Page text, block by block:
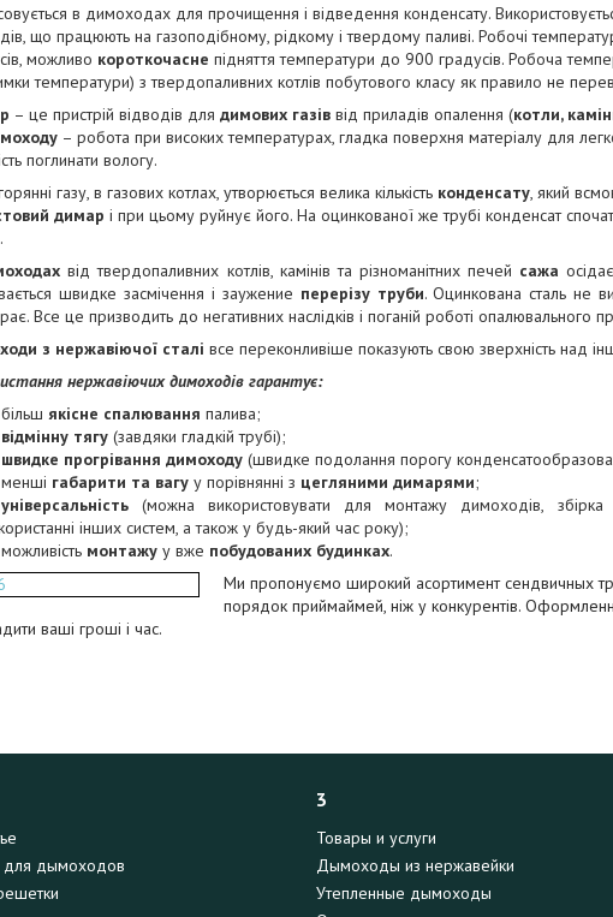
в димоходах для прочищення і відведення конденсату.
що працюють на газоподібному, рідкому і твердому паливі. Робочі
можливо короткочасне підняття температури до 900 градусів. Робоча
температури) з твердопаливних котлів побутового класу як правило не
– це пристрій відводів для димових газів від приладів опалення (котли,
– робота при високих температурах, гладка поверхня матеріалу для
поглинати вологу.
газу, в газових котлах, утворюється велика кількість конденсату , який
димар і при цьому руйнує його. На оцинкованої же трубі конденсат
від твердопаливних котлів, камінів та різноманітних печей сажа
швидке засмічення і заужение перерізу труби. Оцинкована сталь не
Все це призводить до негативних наслідків і поганій роботі опалювального
з нержавіючої сталі все переконливіше показують свою зверхність над
нержавіючих димоходів гарантує:
більш якісне спалювання палива;
відмінну тягу (завдяки гладкій трубі);
швидке прогрівання димоходу (швидке подолання порогу
менші габарити та вагу у порівнянні з цегляними димарями;
універсальність (можна використовувати для монтажу димоходів,
інших систем, а також у будь-який час року);
можливість монтажу у вже побудованих будинках.
Ми пропонуємо широкий асортимент сендвичных
порядок приймаймей, ніж у конкурентів.
ваші гроші і час.
для дымоходов
3
Товары и услуги
Дымоходы из нержавейки
Утепленные дымоходы